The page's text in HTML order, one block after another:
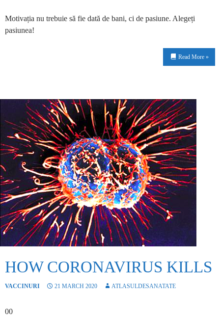
Motivația nu trebuie să fie dată de bani, ci de pasiune. Alegeți
pasiunea!
Read More »
HOW CORONAVIRUS KILLS
VACCINURI 21 MARCH 2020 ATLASULDESANATATE
00